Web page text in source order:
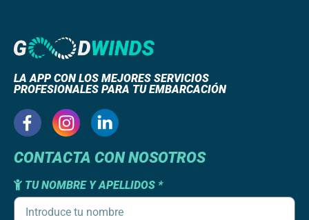
LA APP CON LOS MEJORES SERVICIOS
PROFESIONALES PARA TU EMBARCACIÓN
CONTACTA CON NOSOTROS
TU NOMBRE Y APELLIDOS *